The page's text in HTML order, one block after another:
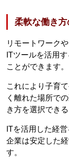
柔軟な働き
リモートワーク
ITツールを活用
ことができます。
これにより子育
く離れた場所で
き方を選択でき
ITを活用した経
企業は安定した
す。